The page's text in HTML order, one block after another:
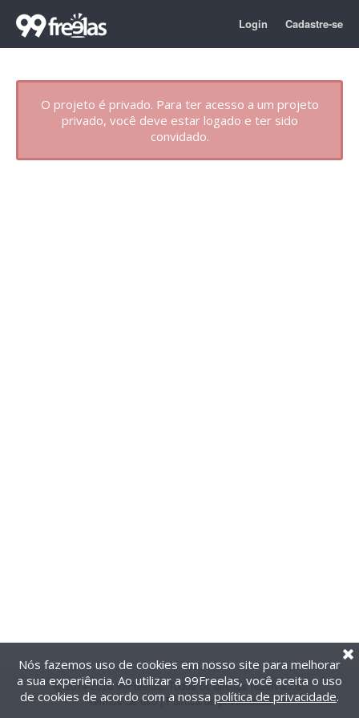
Login Cadastre-se
O projeto é privado. Para ter acesso a um projeto
privado, você deve estar logado e ter sido
convidado.
@2014-2026 99Freelas. Todos os direitos reservados.
Termos de uso| Política de privacidade
Nós fazemos uso de cookies em nosso site para melhorar
a sua experiência. Ao utilizar a 99Freelas, você aceita o uso
de cookies de acordo com a nossa política de privacidade.